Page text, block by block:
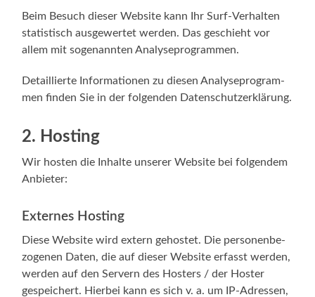
Beim Besuch die­ser Web­site kann Ihr Surf-Verhalten
sta­tis­tisch aus­ge­wer­tet wer­den. Das geschieht vor
allem mit soge­nann­ten Analyseprogrammen.
Detail­lier­te Infor­ma­tio­nen zu die­sen Ana­ly­se­pro­gram­
men fin­den Sie in der fol­gen­den Datenschutzerklärung.
2. Hosting
Wir hos­ten die Inhal­te unse­rer Web­site bei fol­gen­dem
Anbieter:
Externes Hosting
Die­se Web­site wird extern gehos­tet. Die per­so­nen­be­
zo­ge­nen Daten, die auf die­ser Web­site erfasst wer­den,
wer­den auf den Ser­vern des Hos­ters / der Hos­ter
gespei­chert. Hier­bei kann es sich v. a. um IP-Adressen,